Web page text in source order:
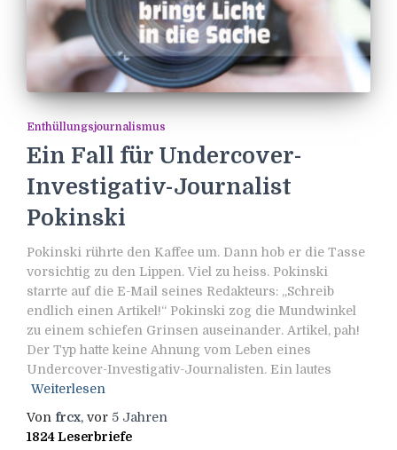
Enthüllungsjournalismus
Ein Fall für Undercover-
Investigativ-Journalist
Pokinski
Pokinski rührte den Kaffee um. Dann hob er die Tasse
vorsichtig zu den Lippen. Viel zu heiss. Pokinski
starrte auf die E-Mail seines Redakteurs: „Schreib
endlich einen Artikel!“ Pokinski zog die Mundwinkel
zu einem schiefen Grinsen auseinander. Artikel, pah!
Der Typ hatte keine Ahnung vom Leben eines
Undercover-Investigativ-Journalisten. Ein lautes
Weiterlesen
Von frcx, vor 5 Jahren
1824 Leserbriefe